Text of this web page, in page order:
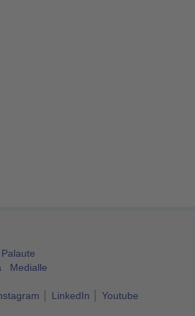
Palaute
Medialle
LinkedIn Youtube